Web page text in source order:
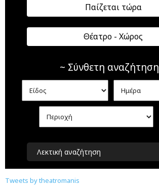
Παίζεται τώρα
Θέατρο - Χώρος
~ Σύνθετη
Λεκτική αναζήτηση
Tweets by theatromanis